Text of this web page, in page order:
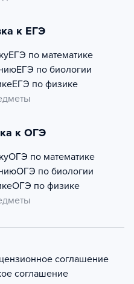
к ЕГЭ
ЕГЭ по математике
ЕГЭ по биологии
ЕГЭ по физике
к ОГЭ
ОГЭ по математике
ОГЭ по биологии
ОГЭ по физике
соглашение
соглашение